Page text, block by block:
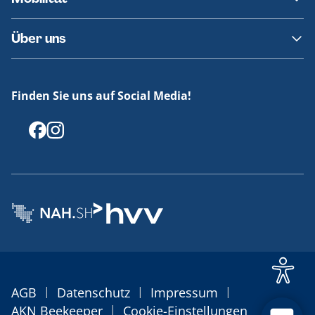
Fundsachen
Häufige Fragen
Barrierefreies Reisen
Erklärung Barrierefreiheit
Über uns
Offenlegungen
Finden Sie uns auf Social Media!
AGB | Datenschutz | Impressum |
AKN Beekeeper | Cookie-Einstellungen